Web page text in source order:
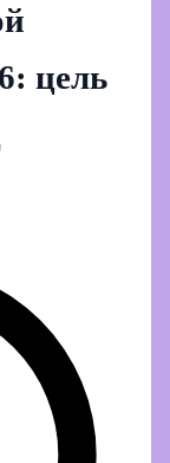
цель